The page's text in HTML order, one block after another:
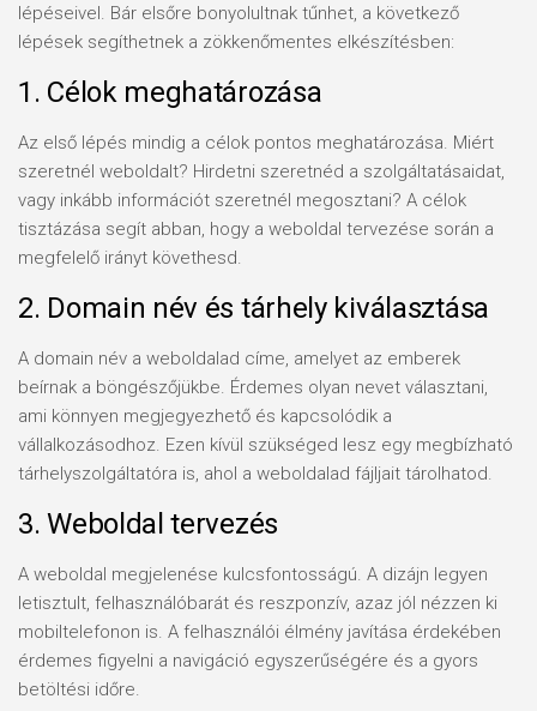
lépéseivel. Bár elsőre bonyolultnak tűnhet, a következő
lépések segíthetnek a zökkenőmentes elkészítésben:
1. Célok meghatározása
Az első lépés mindig a célok pontos meghatározása. Miért
szeretnél weboldalt? Hirdetni szeretnéd a szolgáltatásaidat,
vagy inkább információt szeretnél megosztani? A célok
tisztázása segít abban, hogy a weboldal tervezése során a
megfelelő irányt követhesd.
2. Domain név és tárhely kiválasztása
A domain név a weboldalad címe, amelyet az emberek
beírnak a böngészőjükbe. Érdemes olyan nevet választani,
ami könnyen megjegyezhető és kapcsolódik a
vállalkozásodhoz. Ezen kívül szükséged lesz egy megbízható
tárhelyszolgáltatóra is, ahol a weboldalad fájljait tárolhatod.
3. Weboldal tervezés
A weboldal megjelenése kulcsfontosságú. A dizájn legyen
letisztult, felhasználóbarát és reszponzív, azaz jól nézzen ki
mobiltelefonon is. A felhasználói élmény javítása érdekében
érdemes figyelni a navigáció egyszerűségére és a gyors
betöltési időre.